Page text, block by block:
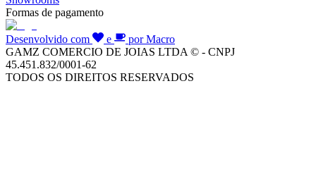
Formas de pagamento
Desenvolvido com e
por Macro
GAMZ COMERCIO DE JOIAS LTDA © - CNPJ
45.451.832/0001-62
TODOS OS DIREITOS RESERVADOS